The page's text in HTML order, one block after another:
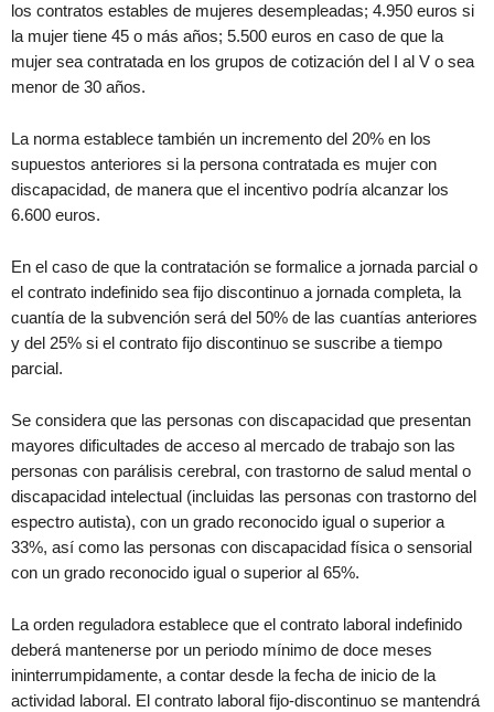
los contratos estables de mujeres desempleadas; 4.950 euros si
la mujer tiene 45 o más años; 5.500 euros en caso de que la
mujer sea contratada en los grupos de cotización del I al V o sea
menor de 30 años.
La norma establece también un incremento del 20% en los
supuestos anteriores si la persona contratada es mujer con
discapacidad, de manera que el incentivo podría alcanzar los
6.600 euros.
En el caso de que la contratación se formalice a jornada parcial o
el contrato indefinido sea fijo discontinuo a jornada completa, la
cuantía de la subvención será del 50% de las cuantías anteriores
y del 25% si el contrato fijo discontinuo se suscribe a tiempo
parcial.
Se considera que las personas con discapacidad que presentan
mayores dificultades de acceso al mercado de trabajo son las
personas con parálisis cerebral, con trastorno de salud mental o
discapacidad intelectual (incluidas las personas con trastorno del
espectro autista), con un grado reconocido igual o superior a
33%, así como las personas con discapacidad física o sensorial
con un grado reconocido igual o superior al 65%.
La orden reguladora establece que el contrato laboral indefinido
deberá mantenerse por un periodo mínimo de doce meses
ininterrumpidamente, a contar desde la fecha de inicio de la
actividad laboral. El contrato laboral fijo-discontinuo se mantendrá